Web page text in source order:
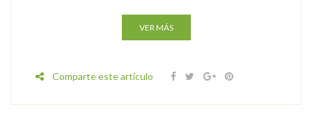
VER MÁS
Comparte este artículo